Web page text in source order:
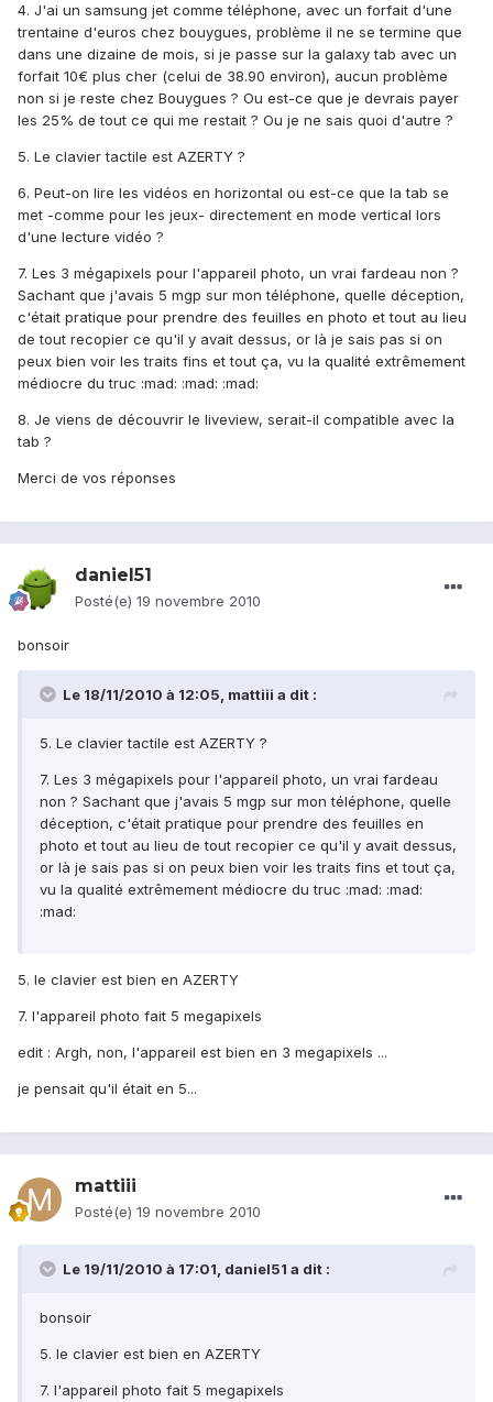
4. J'ai un samsung jet comme téléphone, avec un forfait d'une
trentaine d'euros chez bouygues, problème il ne se termine que
dans une dizaine de mois, si je passe sur la galaxy tab avec un
forfait 10€ plus cher (celui de 38.90 environ), aucun problème
non si je reste chez Bouygues ? Ou est-ce que je devrais payer
les 25% de tout ce qui me restait ? Ou je ne sais quoi d'autre ?
5. Le clavier tactile est AZERTY ?
6. Peut-on lire les vidéos en horizontal ou est-ce que la tab se
met -comme pour les jeux- directement en mode vertical lors
d'une lecture vidéo ?
7. Les 3 mégapixels pour l'appareil photo, un vrai fardeau non ?
Sachant que j'avais 5 mgp sur mon téléphone, quelle déception,
c'était pratique pour prendre des feuilles en photo et tout au lieu
de tout recopier ce qu'il y avait dessus, or là je sais pas si on
peux bien voir les traits fins et tout ça, vu la qualité extrêmement
médiocre du truc :mad: :mad: :mad:
8. Je viens de découvrir le liveview, serait-il compatible avec la
tab ?
Merci de vos réponses
daniel51
Posté(e) 19 novembre 2010
bonsoir
Le 18/11/2010 à 12:05, mattiii a dit :
5. Le clavier tactile est AZERTY ?
7. Les 3 mégapixels pour l'appareil photo, un vrai fardeau
non ? Sachant que j'avais 5 mgp sur mon téléphone, quelle
déception, c'était pratique pour prendre des feuilles en
photo et tout au lieu de tout recopier ce qu'il y avait dessus,
or là je sais pas si on peux bien voir les traits fins et tout ça,
vu la qualité extrêmement médiocre du truc :mad: :mad:
:mad:
5. le clavier est bien en AZERTY
7. l'appareil photo fait 5 megapixels
edit : Argh, non, l'appareil est bien en 3 megapixels ...
je pensait qu'il était en 5...
mattiii
Posté(e) 19 novembre 2010
Le 19/11/2010 à 17:01, daniel51 a dit :
bonsoir
5. le clavier est bien en AZERTY
7. l'appareil photo fait 5 megapixels